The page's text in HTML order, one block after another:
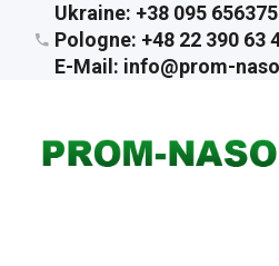
Ukraine: +38 095
Pologne: +48 22 390 63
E-Mail: info@prom-